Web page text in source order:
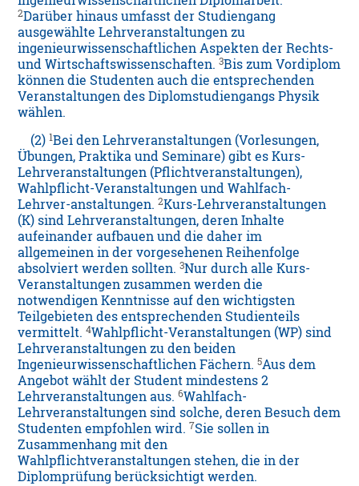
2Darüber hinaus umfasst der Studiengang
ausgewählte Lehrveranstaltungen zu
ingenieurwissenschaftlichen Aspekten der Rechts-
und Wirtschaftswissenschaften.3Bis zum Vordiplom
können die Studenten auch die entsprechenden
Veranstaltungen des Diplomstudiengangs Physik
wählen.
(2)1Bei den Lehrveranstaltungen (Vorlesungen,
Übungen, Praktika und Seminare) gibt es Kurs-
Lehrveranstaltungen (Pflichtveranstaltungen),
Wahlpflicht-Veranstaltungen und Wahlfach-
Lehrver-anstaltungen.2Kurs-Lehrveranstaltungen
(K) sind Lehrveranstaltungen, deren Inhalte
aufeinander aufbauen und die daher im
allgemeinen in der vorgesehenen Reihenfolge
absolviert werden sollten.3Nur durch alle Kurs-
Veranstaltungen zusammen werden die
notwendigen Kenntnisse auf den wichtigsten
Teilgebieten des entsprechenden Studienteils
vermittelt.4Wahlpflicht-Veranstaltungen (WP) sind
Lehrveranstaltungen zu den beiden
Ingenieurwissenschaftlichen Fächern.5Aus dem
Angebot wählt der Student mindestens 2
Lehrveranstaltungen aus.6Wahlfach-
Lehrveranstaltungen sind solche, deren Besuch dem
Studenten empfohlen wird.7Sie sollen in
Zusammenhang mit den
Wahlpflichtveranstaltungen stehen, die in der
Diplomprüfung berücksichtigt werden.